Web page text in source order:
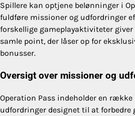
Spillere kan optjene belønninger i
fuldføre missioner og udfordringer
forskellige gameplayaktiviteter
samle point, der låser op for
bonusser.
Oversigt over missioner og
Operation Pass indeholder en
udfordringer designet til at forbedre